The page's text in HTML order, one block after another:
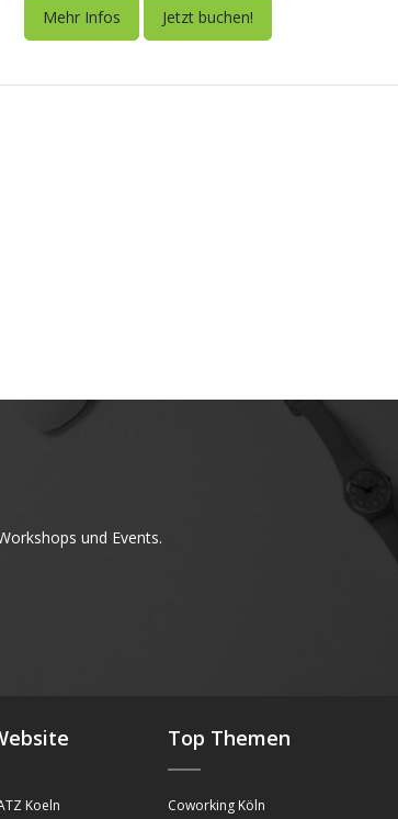
Mehr Infos Jetzt buchen!
und Events.
Koeln
Top Themen
Coworking Köln